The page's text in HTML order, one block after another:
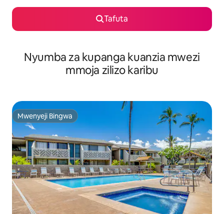
Tafuta
Nyumba za kupanga kuanzia mwezi
mmoja zilizo karibu
Mwenyeji Bingwa
Mwenyeji Bingwa